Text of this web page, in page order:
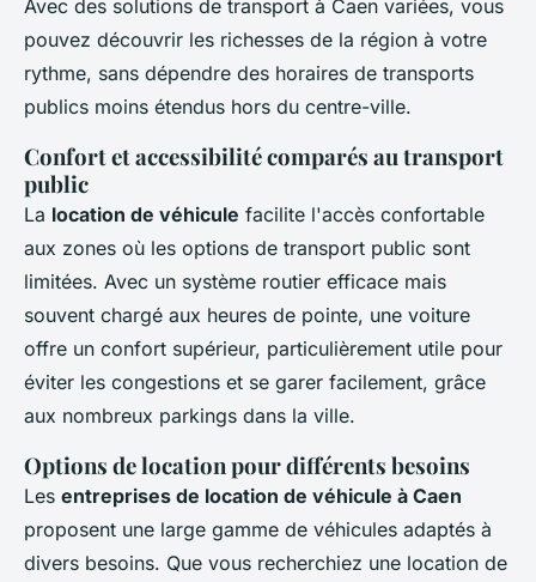
Avec des solutions de transport à Caen variées, vous
pouvez découvrir les richesses de la région à votre
rythme, sans dépendre des horaires de transports
publics moins étendus hors du centre-ville.
Confort et accessibilité comparés au transport
public
La location de véhicule facilite l'accès confortable
aux zones où les options de transport public sont
limitées. Avec un système routier efficace mais
souvent chargé aux heures de pointe, une voiture
offre un confort supérieur, particulièrement utile pour
éviter les congestions et se garer facilement, grâce
aux nombreux parkings dans la ville.
Options de location pour différents besoins
Les entreprises de location de véhicule à Caen
proposent une large gamme de véhicules adaptés à
divers besoins. Que vous recherchiez une location de